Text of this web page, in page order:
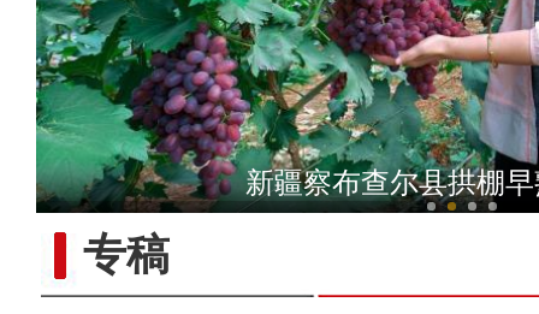
体验马术成为新疆兵团民众
新疆察布查尔县拱棚
盛夏新疆“小独库”伊昭
专稿